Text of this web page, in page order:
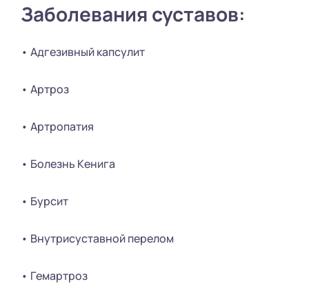
Заболевания суставов:
• Адгезивный капсулит
• Артроз
• Артропатия
• Болезнь Кенига
• Бурсит
• Внутрисуставной перелом
• Гемартроз